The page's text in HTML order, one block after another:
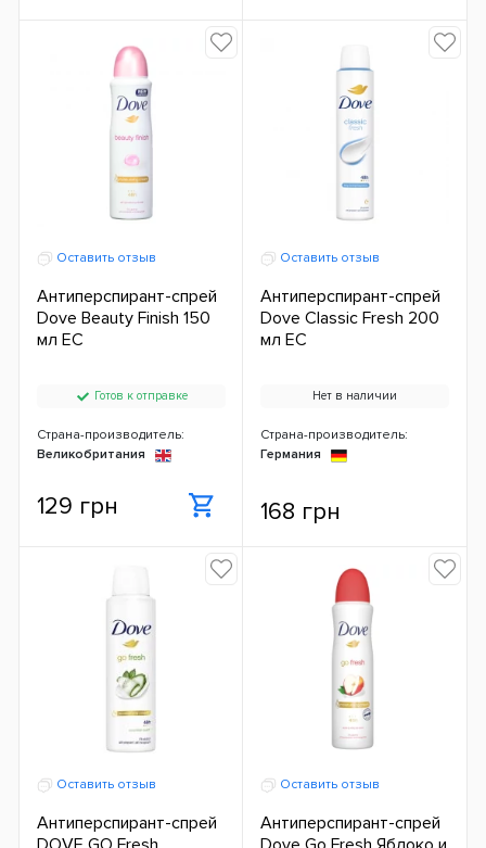
Оставить отзыв
Антиперспирант-спрей
Dove Beauty Finish 150
мл ЕС
Готов к отправке
Страна-производитель:
Великобритания
129 грн
Оставить отзыв
Антиперспирант-спрей
Dove Classic Fresh 200
мл ЕС
Нет в наличии
Страна-производитель:
Германия
168 грн
Оставить отзыв
Антиперспирант-спрей
Оставить отзыв
Антиперспирант-спрей